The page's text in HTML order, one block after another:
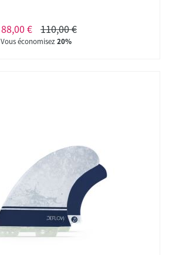
88,00 € 110,00 €
Vous économisez20%